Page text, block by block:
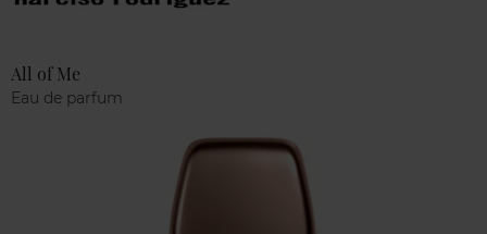
All of Me
Eau de parfum